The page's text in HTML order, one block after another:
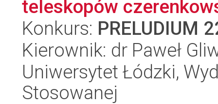
teleskopów
Konkurs: PRELUDIUM
Kierownik: dr Paweł
Uniwersytet Łódzki,
Stosowanej